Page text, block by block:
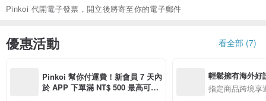
Pinkoi 代開電子發票，開立後將寄至你的電子郵件
優惠活動 看全部 (7)
Pinkoi 幫你付運費！新會員 7 天內
於 APP 下單滿 NT$ 500 最高可折
輕鬆擁有海外好
指定商品跨境享